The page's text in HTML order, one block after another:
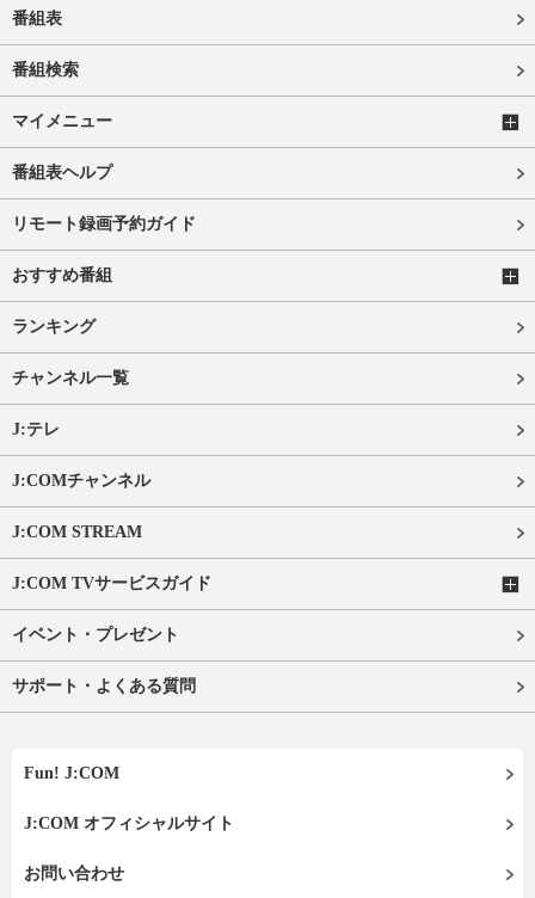
番組表
番組検索
マイメニュー
番組表ヘルプ
リモート録画予約ガイド
おすすめ番組
ランキング
チャンネル一覧
J:テレ
J:COMチャンネル
J:COM STREAM
J:COM TVサービスガイド
イベント・プレゼント
サポート・よくある質問
Fun! J:COM
J:COM オフィシャルサイト
お問い合わせ